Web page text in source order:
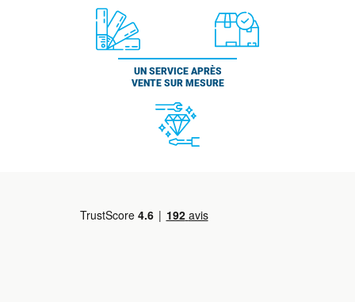
UN SERVICE APRÈS
VENTE SUR MESURE